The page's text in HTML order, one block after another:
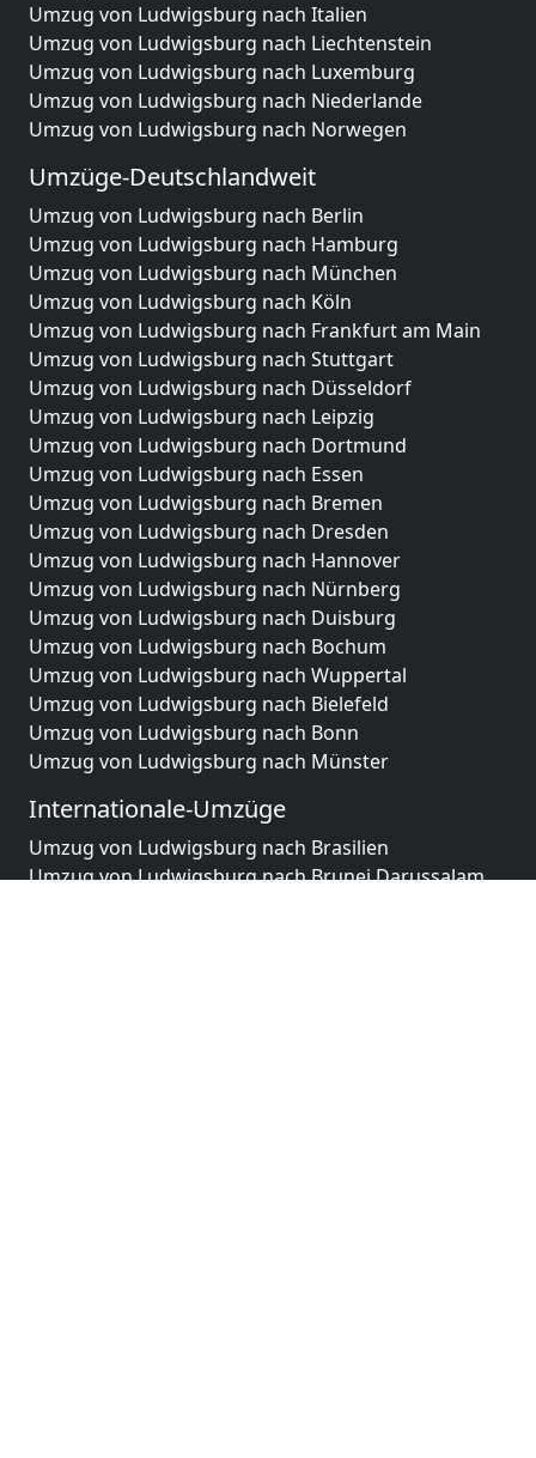
Umzug von Ludwigsburg nach Italien
Umzug von Ludwigsburg nach Liechtenstein
Umzug von Ludwigsburg nach Luxemburg
Umzug von Ludwigsburg nach Niederlande
Umzug von Ludwigsburg nach Norwegen
Umzüge-Deutschlandweit
Umzug von Ludwigsburg nach Berlin
Umzug von Ludwigsburg nach Hamburg
Umzug von Ludwigsburg nach München
Umzug von Ludwigsburg nach Köln
Umzug von Ludwigsburg nach Frankfurt am Main
Umzug von Ludwigsburg nach Stuttgart
Umzug von Ludwigsburg nach Düsseldorf
Umzug von Ludwigsburg nach Leipzig
Umzug von Ludwigsburg nach Dortmund
Umzug von Ludwigsburg nach Essen
Umzug von Ludwigsburg nach Bremen
Umzug von Ludwigsburg nach Dresden
Umzug von Ludwigsburg nach Hannover
Umzug von Ludwigsburg nach Nürnberg
Umzug von Ludwigsburg nach Duisburg
Umzug von Ludwigsburg nach Bochum
Umzug von Ludwigsburg nach Wuppertal
Umzug von Ludwigsburg nach Bielefeld
Umzug von Ludwigsburg nach Bonn
Umzug von Ludwigsburg nach Münster
Internationale-Umzüge
Umzug von Ludwigsburg nach Brasilien
Umzug von Ludwigsburg nach Brunei Darussalam